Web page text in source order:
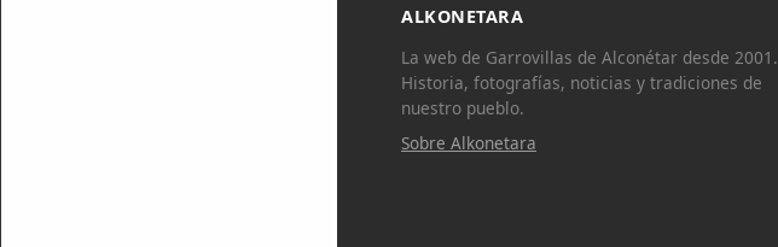
ALKONETARA
La web de Garrovillas de Alconétar desde 2001.
Historia, fotografías, noticias y tradiciones de
nuestro pueblo.
Sobre Alkonetara